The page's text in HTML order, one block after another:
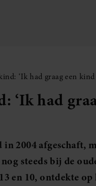
‘Ik had graag een
‘Ik had
2004 afgeschaft,
steeds bij de
en 10, ontdekte